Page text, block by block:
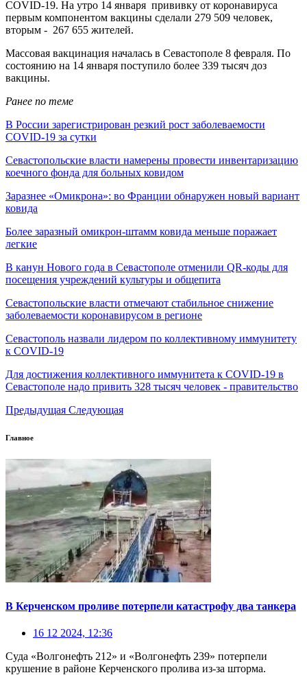
COVID-19. На утро 14 января прививку от коронавируса
первым компонентом вакцины сделали 279 509 человек,
вторым - 267 655 жителей.
Массовая вакцинация началась в Севастополе 8 февраля. По
состоянию на 14 января поступило более 339 тысяч доз
вакцины.
Ранее по теме
В России зарегистрирован резкий рост заболеваемости
COVID-19 за сутки
Севастопольские власти намерены провести инвентаризацию
коечного фонда для больных ковидом
Заразнее «Омикрона»: во Франции обнаружен новый вариант
ковида
Более заразный омикрон-штамм ковида меньше поражает
легкие
В канун Нового года в Севастополе отменили QR-коды для
посещения учреждений культуры и общепита
Севастопольские власти отмечают стабильное снижение
заболеваемости коронавирусом в регионе
Севастополь назвали лидером по коллективному иммунитету
к COVID-19
Для достижения коллективного иммунитета к COVID-19 в
Севастополе надо привить 328 тысяч человек - правительство
Предыдущая Следующая
Главное
В Керченском проливе потерпели катастрофу два танкера
16 12 2024, 12:36
Суда «Волгонефть 212» и «Волгонефть 239» потерпели
крушение в районе Керченского пролива из-за шторма.